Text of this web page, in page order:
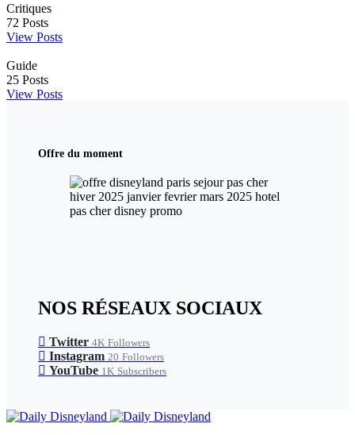
Critiques
72 Posts
View Posts
Guide
25 Posts
View Posts
Offre du moment
NOS RÉSEAUX SOCIAUX
Twitter 4K Followers
Instagram 20 Followers
YouTube 1K Subscribers